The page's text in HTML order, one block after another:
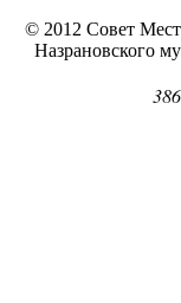
© 2012 Совет
Назрановского